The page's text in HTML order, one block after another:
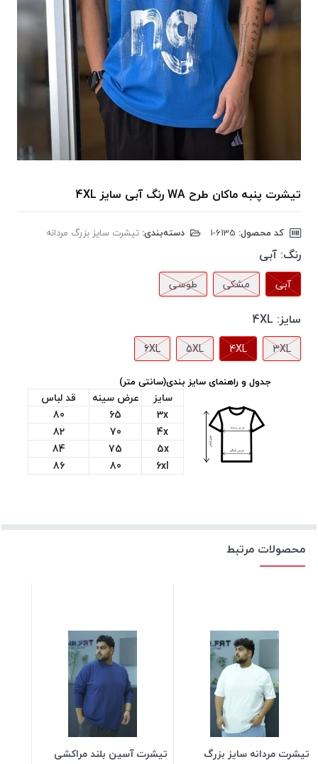
تیشرت پنبه ماکان طرح WA رنگ آبی سایز 4XL
کد محصول: دسته‌بندی: تیشرت سایز بزرگ مردانه
رنگ: آبی
آبی مشکی طوسی
سایز: 4XL
3XL
4XL
5XL
6XL
جدول و راهنمای سایز بندی(سانتی متر)
سایز عرض سینه
قد لباس
3x
65
80
4x
70
82
5x
75
84
6xl
80
86
محصولات مرتبط
تیشرت مردانه سایز بزرگ
تیشرت آسین بلند مراکشی